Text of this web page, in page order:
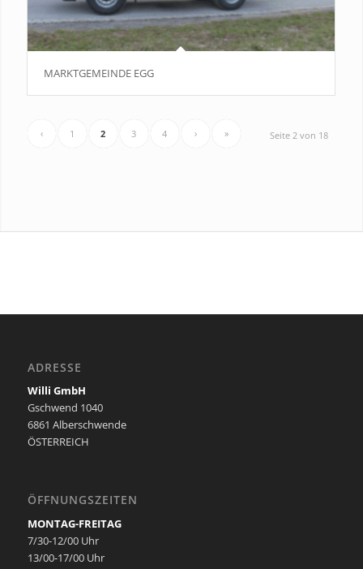
MARKTGEMEINDE EGG
Seite 2 von 18
‹ 1 2 3 4 › »
ADRESSE
Willi GmbH
Gschwend 1040
6861 Alberschwende
ÖSTERREICH
ÖFFNUNGSZEITEN
MONTAG-FREITAG
7/30-12/00 Uhr
13/00-17/00 Uhr